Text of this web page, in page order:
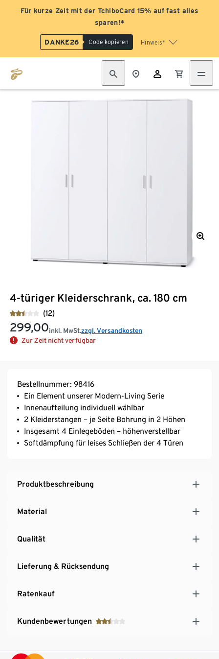
Für kurze Zeit mit der TchiboCard 15% auf fast alles
sparen!*
DANKE26 Code kopieren Hinweis*
4-türiger Kleiderschrank, ca. 180 cm
(12)
299,00inkl. MwSt.zzgl. Versandkosten
Zur Zeit nicht verfügbar
Bestellnummer: 98416
Ein Element unserer Modern-Living Serie
Innenaufteilung individuell wählbar
2 Kleiderstangen – je Seite Bohrung in 2 Höhen
Insgesamt 4 Einlegeböden – höhenverstellbar
Softdämpfung für leises Schließen der 4 Türen
Produktbeschreibung
Material
Qualität
Lieferung & Rücksendung
Ratenkauf
Kundenbewertungen